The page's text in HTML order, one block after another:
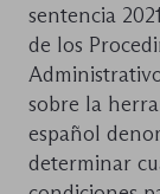
sentencia
de los
sobre la
español
determinar